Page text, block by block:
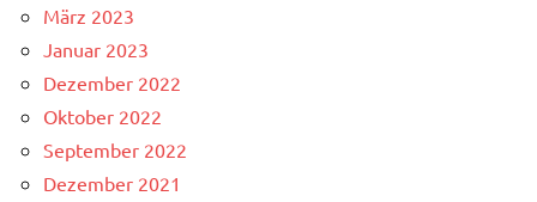
März 2023
Januar 2023
Dezember 2022
Oktober 2022
September 2022
Dezember 2021